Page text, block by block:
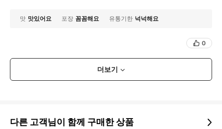
맛 맛있어요 포장 꼼꼼해요 유통기한 넉넉해요
0
더보기
다른 고객님이 함께 구매한 상품